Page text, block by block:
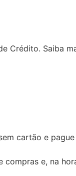
Crédito. Saiba
cartão e
e, na